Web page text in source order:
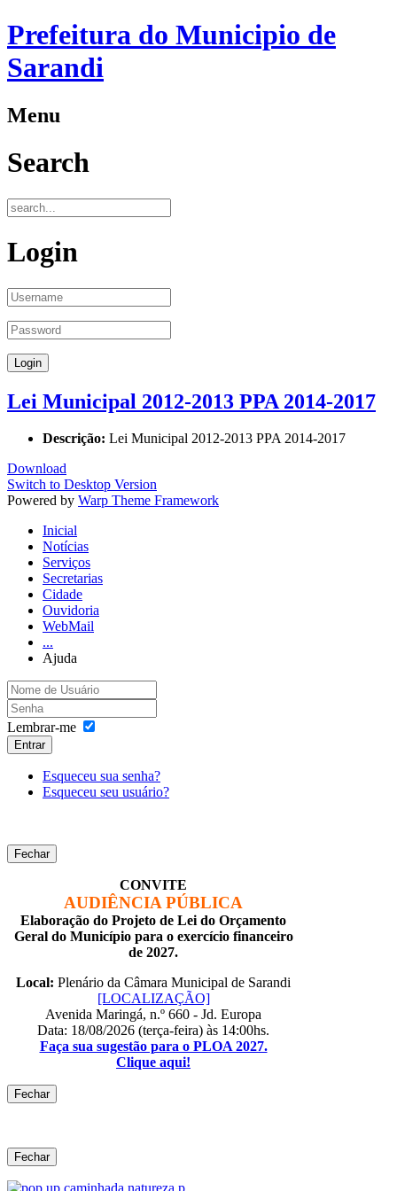
Prefeitura do Municipio de
Sarandi
Menu
Search
Login
Lei Municipal 2012-2013 PPA 2014-2017
Descrição: Lei Municipal 2012-2013 PPA 2014-2017
Download
Switch to Desktop Version
Powered by Warp Theme Framework
Inicial
Notícias
Serviços
Secretarias
Cidade
Ouvidoria
WebMail
...
Ajuda
Lembrar-me
Entrar
Esqueceu sua senha?
Esqueceu seu usuário?
Fechar
CONVITE
AUDIÊNCIA PÚBLICA
Elaboração do Projeto de Lei do Orçamento
Geral do Município para o exercício financeiro
de 2027.
Local: Plenário da Câmara Municipal de Sarandi
[LOCALIZAÇÃO]
Avenida Maringá, n.º 660 - Jd. Europa
Data: 18/08/2026 (terça-feira) às 14:00hs.
Faça sua sugestão para o PLOA 2027.
Clique aqui!
Fechar
Fechar